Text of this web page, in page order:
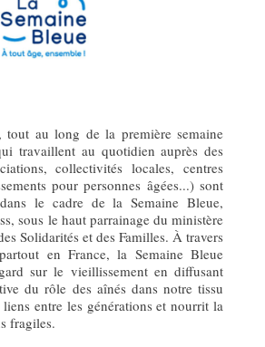
travaillent au quotidien auprès des
collectivités locales, centres
pour personnes âgées...) sont
le cadre de la Semaine Bleue,
sous le haut parrainage du ministère
Solidarités et des Familles. À travers
en France, la Semaine Bleue
sur le vieillissement en diffusant
du rôle des aînés dans notre tissu
entre les générations et nourrit la
fragiles.